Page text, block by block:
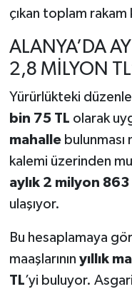
çıkan toplam
ALANYA’DA
2,8 MİLYON
Yürürlükteki
bin 75 TL olarak
mahallebulunması
kalemi üzerinden
aylık 2 milyon
ulaşıyor.
Bu hesaplamaya
maaşlarının yıllık
TL’yi buluyor.